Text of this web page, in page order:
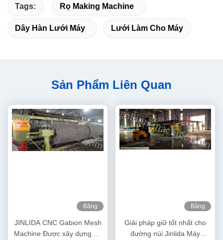
Tags: Rọ Making Machine
Dây Hàn Lưới Máy Lưới Làm Cho Máy
Sản Phẩm Liên Quan
Băng
JINLIDA CNC Gabion Mesh
Machine Được xây dựng để
Băng
Giải pháp giữ tốt nhất cho
đường núi Jinlida Máy